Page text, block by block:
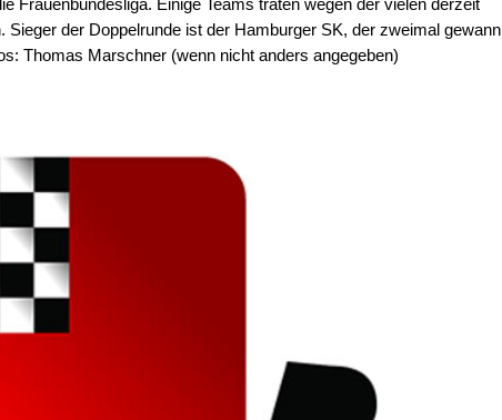
Sieger der Doppelrunde ist der Hamburger SK, der zweimal gewann
Thomas Marschner (wenn nicht anders angegeben)